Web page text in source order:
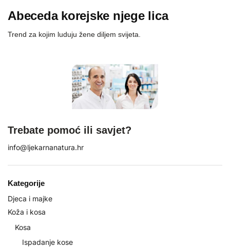
Abeceda korejske njege lica
Trend za kojim luduju žene diljem svijeta.
Trebate pomoć ili savjet?
info@ljekarnanatura.hr
Kategorije
Djeca i majke
Koža i kosa
Kosa
Ispadanje kose